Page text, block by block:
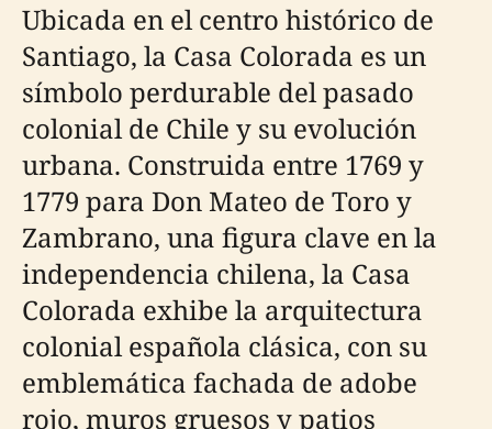
Ubicada en el centro histórico de
Santiago, la Casa Colorada es un
símbolo perdurable del pasado
colonial de Chile y su evolución
urbana. Construida entre 1769 y
1779 para Don Mateo de Toro y
Zambrano, una figura clave en la
independencia chilena, la Casa
Colorada exhibe la arquitectura
colonial española clásica, con su
emblemática fachada de adobe
rojo, muros gruesos y patios